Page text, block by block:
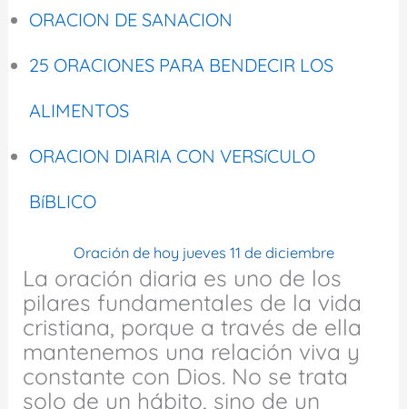
ORACION DE SANACION
25 ORACIONES PARA BENDECIR LOS
ALIMENTOS
ORACION DIARIA CON VERSíCULO
BíBLICO
Oración de hoy jueves 11 de diciembre
La oración diaria es uno de los
pilares fundamentales de la vida
cristiana, porque a través de ella
mantenemos una relación viva y
constante con Dios. No se trata
solo de un hábito, sino de un